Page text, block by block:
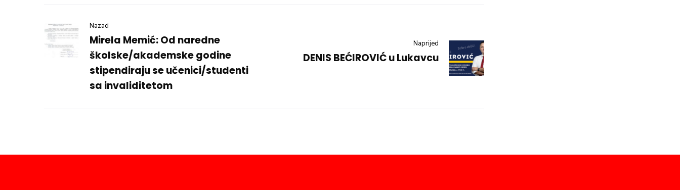
Nazad
Mirela Memić: Od naredne
školske/akademske godine
stipendiraju se učenici/studenti
sa invaliditetom
Naprijed
DENIS BEĆIROVIĆ u Lukavcu